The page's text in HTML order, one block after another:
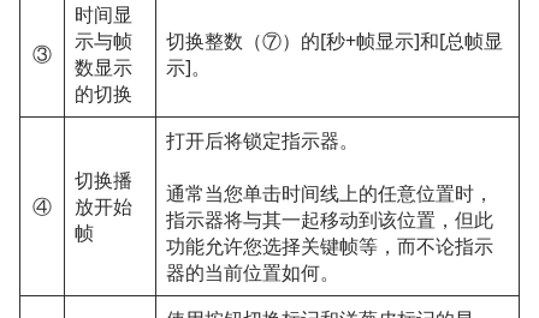
③
时间显
示与帧
数显示
的切换
切换整数（⑦）的[秒+帧显示]和[总帧显
示]。
④
切换播
放开始
帧
打开后将锁定指示器。
通常当您单击时间线上的任意位置时，
指示器将与其一起移动到该位置，但此
功能允许您选择关键帧等，而不论指示
器的当前位置如何。